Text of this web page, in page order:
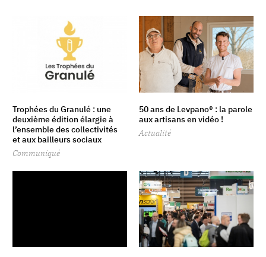
Trophées du Granulé : une
deuxième édition élargie à
l’ensemble des collectivités
et aux bailleurs sociaux
Communiqué
50 ans de Levpano® : la parole
aux artisans en vidéo !
Actualité